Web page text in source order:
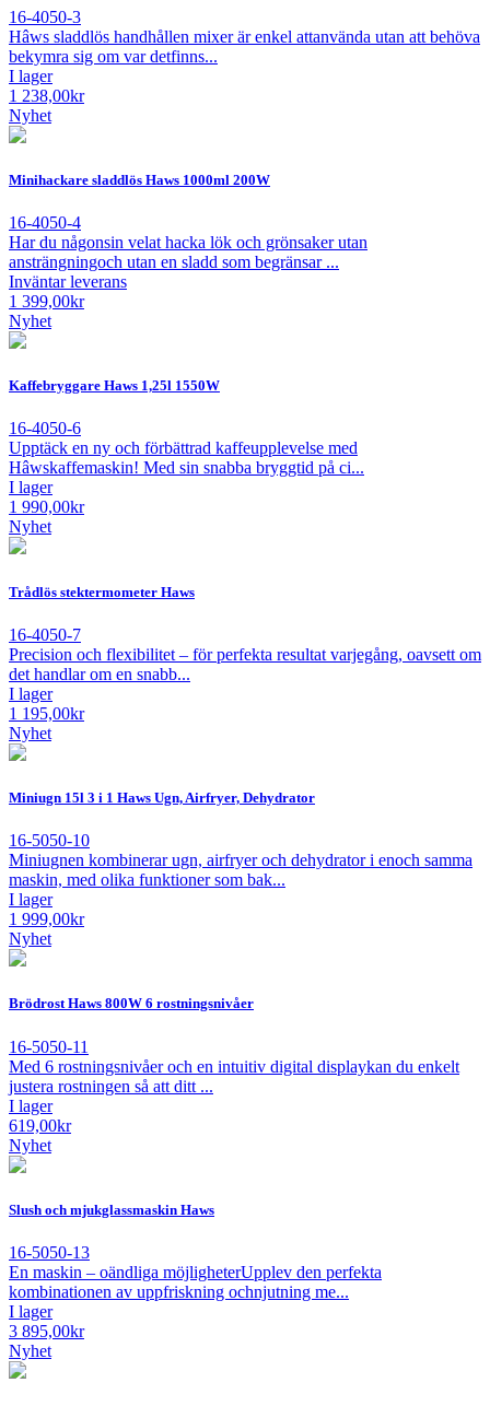
16-4050-3
Hâws sladdlös handhållen mixer är enkel attanvända utan att behöva
bekymra sig om var detfinns...
I lager
1 238,00kr
Nyhet
Minihackare sladdlös Haws 1000ml 200W
16-4050-4
Har du någonsin velat hacka lök och grönsaker utan
ansträngningoch utan en sladd som begränsar ...
Inväntar leverans
1 399,00kr
Nyhet
Kaffebryggare Haws 1,25l 1550W
16-4050-6
Upptäck en ny och förbättrad kaffeupplevelse med
Hâwskaffemaskin! Med sin snabba bryggtid på ci...
I lager
1 990,00kr
Nyhet
Trådlös stektermometer Haws
16-4050-7
Precision och flexibilitet – för perfekta resultat varjegång, oavsett om
det handlar om en snabb...
I lager
1 195,00kr
Nyhet
Miniugn 15l 3 i 1 Haws Ugn, Airfryer, Dehydrator
16-5050-10
Miniugnen kombinerar ugn, airfryer och dehydrator i enoch samma
maskin, med olika funktioner som bak...
I lager
1 999,00kr
Nyhet
Brödrost Haws 800W 6 rostningsnivåer
16-5050-11
Med 6 rostningsnivåer och en intuitiv digital displaykan du enkelt
justera rostningen så att ditt ...
I lager
619,00kr
Nyhet
Slush och mjukglassmaskin Haws
16-5050-13
En maskin – oändliga möjligheterUpplev den perfekta
kombinationen av uppfriskning ochnjutning me...
I lager
3 895,00kr
Nyhet